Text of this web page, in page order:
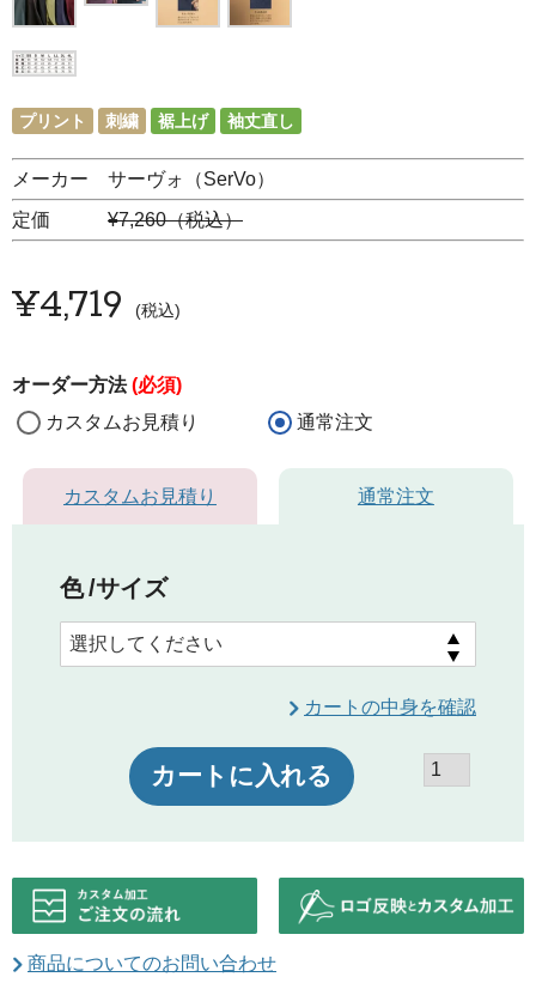
プリント 刺繍 裾上げ 袖丈直し
メーカー サーヴォ（SerVo）
定価 ¥7,260（税込）
¥4,719 税込
オーダー方法(必須)
カスタムお見積り
通常注文
カスタムお見積り 通常注文
色 サイズ
カートの中身を確認
カートに入れる
商品についてのお問い合わせ